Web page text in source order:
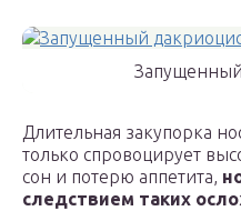
Длительная закупорка
только спровоцирует
сон и потерю аппетита,
следствием таких